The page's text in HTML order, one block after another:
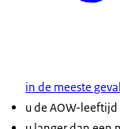
in de meeste
u de AOW-